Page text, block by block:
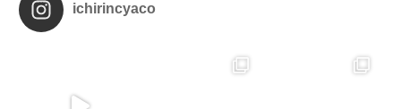
ichirincyaco